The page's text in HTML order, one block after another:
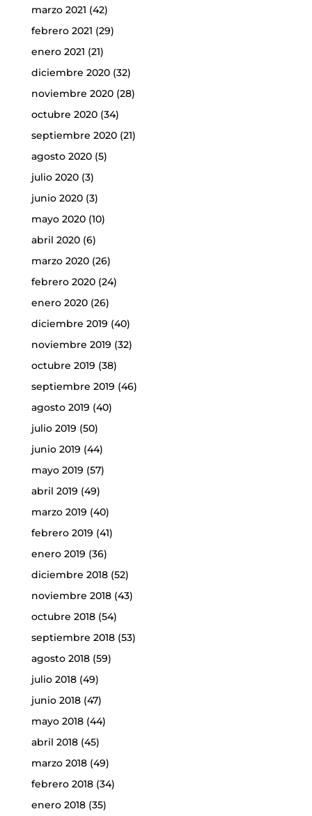
marzo 2021 (42)
febrero 2021 (29)
enero 2021 (21)
diciembre 2020(32)
noviembre 2020(28)
octubre 2020(34)
septiembre 2020(21)
agosto 2020(5)
julio 2020(3)
junio 2020(3)
mayo 2020(10)
abril 2020(6)
marzo 2020(26)
febrero 2020(24)
enero 2020(26)
diciembre 2019 (40)
noviembre 2019 (32)
octubre 2019 (38)
septiembre 2019 (46)
agosto 2019 (40)
julio 2019 (50)
junio 2019 (44)
mayo 2019 (57)
abril 2019 (49)
marzo 2019 (40)
febrero 2019 (41)
enero 2019 (36)
diciembre 2018(52)
noviembre 2018(43)
octubre 2018(54)
septiembre 2018(53)
agosto 2018(59)
julio 2018(49)
junio 2018(47)
mayo 2018(44)
abril 2018(45)
marzo 2018(49)
febrero 2018(34)
enero 2018(35)